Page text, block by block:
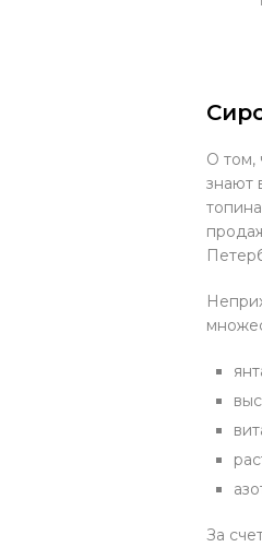
О том,
знают
За